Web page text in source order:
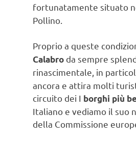
fortunatamente situato
Pollino.
Proprio a queste
Calabro da sempre
rinascimentale, in
ancora e attira molti
circuito dei I borghi più
Italiano e vediamo il suo
della Commissione